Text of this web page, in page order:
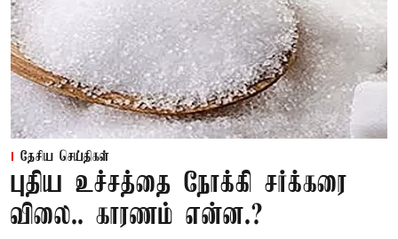
தேசிய செய்திகள்
புதிய உச்சத்தை நோக்கி சர்க்கரை
விலை.. காரணம் என்ன.?